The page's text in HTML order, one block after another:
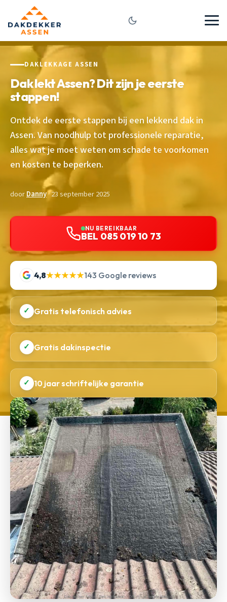
DAKLEKKAGE ASSEN
Dak lekt Assen? Dit zijn je eerste
stappen!
Ontdek de eerste stappen bij een lekkend dak in
Assen. Van noodhulp tot professionele reparatie,
alles wat je moet weten om schade te voorkomen
en kosten te beperken.
doorDanny· 23 september 2025
NU BEREIKBAAR
BEL 085 019 10 73
4,8★★★★★143 Google reviews
✓ Gratis telefonisch advies
✓ Gratis dakinspectie
✓ 10 jaar schriftelijke garantie